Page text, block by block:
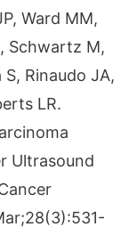
Ward MM,
Schwartz M,
Rinaudo JA,
LR.
Ultrasound